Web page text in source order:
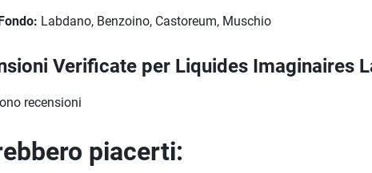
Labdano, Benzoino, Castoreum, Muschio
Verificate per Liquides Imaginaires
recensioni
piacerti: